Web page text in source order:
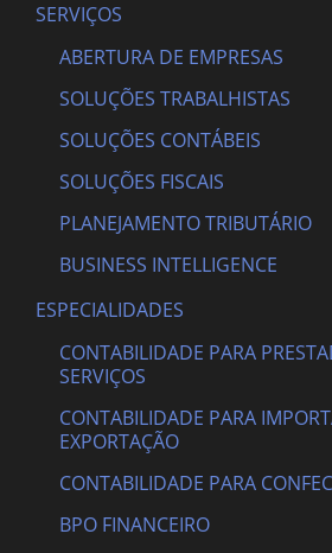
SERVIÇOS
ABERTURA DE EMPRESAS
SOLUÇÕES TRABALHISTAS
SOLUÇÕES CONTÁBEIS
SOLUÇÕES FISCAIS
PLANEJAMENTO TRIBUTÁRIO
BUSINESS INTELLIGENCE
ESPECIALIDADES
CONTABILIDADE PARA
SERVIÇOS
CONTABILIDADE PARA
EXPORTAÇÃO
CONTABILIDADE PARA
BPO FINANCEIRO